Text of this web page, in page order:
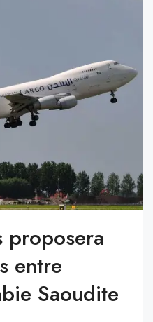
proposera
entre
Saoudite